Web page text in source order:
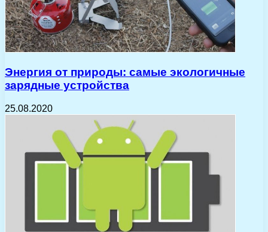
Энергия от природы: самые экологичные
зарядные устройства
25.08.2020